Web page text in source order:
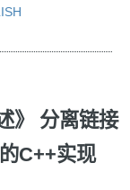
》 分离链接
C++实现